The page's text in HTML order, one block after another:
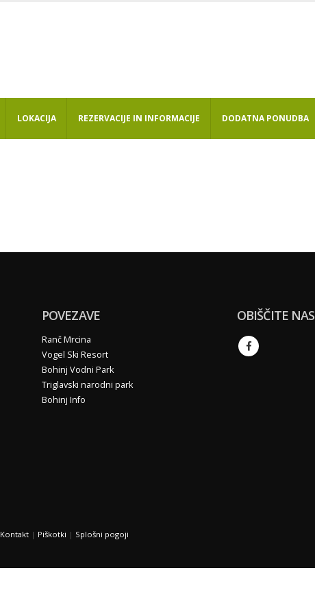
LOKACIJA REZERVACIJE IN INFORMACIJE DODATNA PONUDBA
POVEZAVE
Ranč Mrcina
Vogel Ski Resort
Bohinj Vodni Park
Triglavski narodni park
Bohinj Info
OBIŠČITE NAS
Kontakt | Piškotki | Splošni pogoji